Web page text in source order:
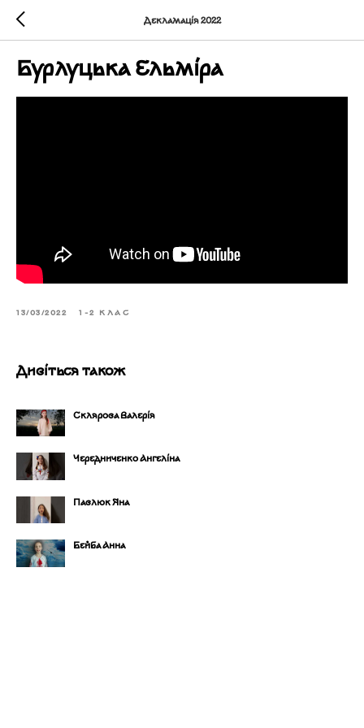
Декламація 2022
Бурлуцька Ельміра
13/03/2022 1-2 КЛАС
Дивіться також
Склярова Валерія
Чередниченко Ангеліна
Павлюк Яна
Бейба Анна